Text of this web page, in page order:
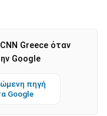
Greece όταν
Google
πηγή
Google